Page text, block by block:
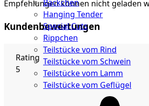
Bäckchen
Hanging Tender
Special Cuts
Rippchen
Teilstücke vom Rind
Teilstücke vom Schwein
Teilstücke vom Lamm
Teilstücke vom Geflügel
Empfehlungen können nicht geladen
Kundenbewertungen
Rating
5